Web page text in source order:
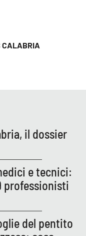
CALABRIA
il dossier
e tecnici:
professionisti
del pentito